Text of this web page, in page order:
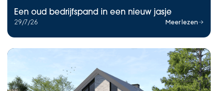
Een oud bedrijfspand in een nieuw jasje
29/7/26
Meer lezen